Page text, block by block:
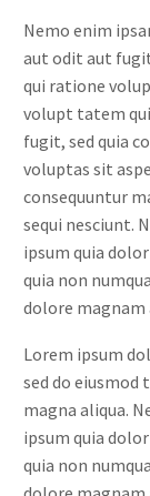
Nemo enim
aut odit aut
qui ratione
volupt tatem
fugit, sed quia
voluptas sit
consequuntur
sequi nesciunt.
ipsum quia
quia non
dolore
Lorem ipsum
sed do
magna aliqua.
ipsum quia
quia non